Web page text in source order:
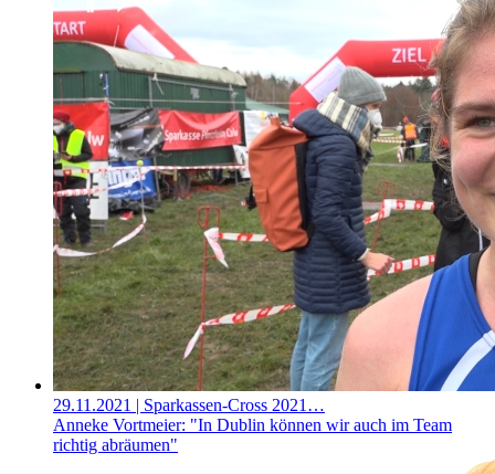
29.11.2021 | Sparkassen-Cross 2021…
Anneke Vortmeier: "In Dublin können wir auch im Team
richtig abräumen"